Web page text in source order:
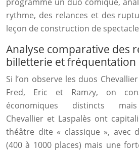
rythme, des relances et des
leçon de construction de
Analyse comparative des
billetterie et fréquentation
Si l’on observe les duos
Fred, Eric et Ramzy, on
économiques distincts mais
Chevallier et Laspalès ont
théâtre dite « classique », avec
(400 à 1000 places) mais une